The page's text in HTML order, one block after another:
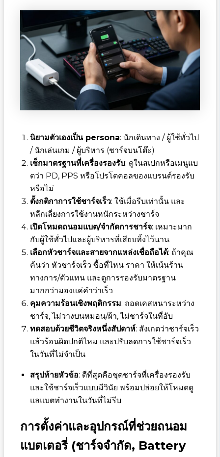
นิยามตัวเองเป็น persona: นักเดินทาง / ผู้ใช้ทั่วไป
/ นักเล่นเกม / ผู้บริหาร (ชาร์จบนโต๊ะ)
เช็กมาตรฐานที่เครื่องรองรับ: ดูในสเปกหรือเมนูแบ
ตว่า PD, PPS หรือโปรโตคอลของแบรนด์รองรับ
หรือไม่
ตั้งกติกาการใช้ชาร์จเร็ว: ใช้เมื่อรีบเท่านั้น และ
หลีกเลี่ยงการใช้งานหนักระหว่างชาร์จ
เปิดโหมดถนอมแบต/จำกัดการชาร์จ: เหมาะมาก
กับผู้ใช้ทั่วไปและผู้บริหารที่เสียบทิ้งไว้นาน
เลือกหัวชาร์จและสายจากแหล่งเชื่อถือได้: ถ้าคุณ
ค้นว่า หัวชาร์จเร็ว ซื้อที่ไหน ราคา ให้เน้นร้าน
ทางการ/ตัวแทน และดูการรองรับมาตรฐาน
มากกว่ามองแค่คำว่าเร็ว
คุมความร้อนเชิงพฤติกรรม: ถอดเคสหนาระหว่าง
ชาร์จ, ไม่วางบนหมอน/ผ้า, ไม่ชาร์จในที่อับ
ทดสอบด้วยชีวิตจริงหนึ่งสัปดาห์: สังเกตว่าชาร์จเร็ว
แล้วร้อนผิดปกติไหม และปรับลดการใช้ชาร์จเร็ว
ในวันที่ไม่จำเป็น
สรุปท้ายหัวข้อ: ดีที่สุดคือชุดชาร์จที่เครื่องรองรับ
และใช้ชาร์จเร็วแบบมีวินัย พร้อมปล่อยให้โหมดดู
แลแบตทำงานในวันที่ไม่รีบ
การตั้งค่าและอุปกรณ์ที่ช่วยถนอม
แบตเตอรี่ (ชาร์จจำกัด, Battery